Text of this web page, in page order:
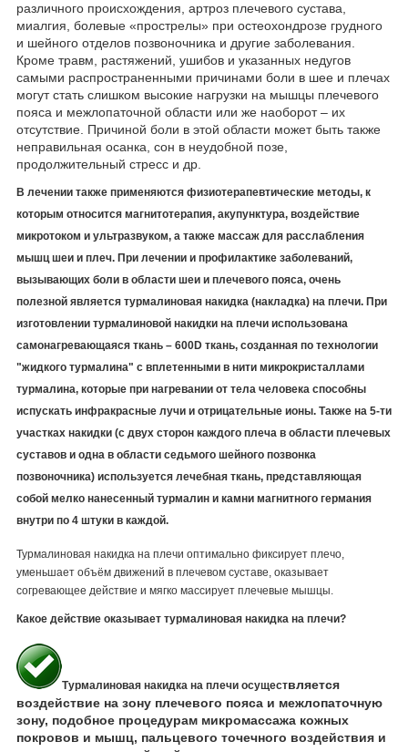
различного происхождения, артроз плечевого сустава,
миалгия, болевые «прострелы» при остеохондрозе грудного
и шейного отделов позвоночника и другие заболевания.
Кроме травм, растяжений, ушибов и указанных недугов
самыми распространенными причинами боли в шее и плечах
могут стать слишком высокие нагрузки на мышцы плечевого
пояса и межлопаточной области или же наоборот – их
отсутствие. Причиной боли в этой области может быть также
неправильная осанка, сон в неудобной позе,
продолжительный стресс и др.
В лечении также применяются физиотерапевтические методы, к
которым относится магнитотерапия, акупунктура, воздействие
микротоком и ультразвуком, а также массаж для расслабления
мышц шеи и плеч. При лечении и профилактике заболеваний,
вызывающих боли в области шеи и плечевого пояса, очень
полезной является турмалиновая накидка (накладка) на плечи. При
изготовлении турмалиновой накидки на плечи использована
самонагревающаяся ткань – 600D ткань, созданная по технологии
"жидкого турмалина" с вплетенными в нити микрокристаллами
турмалина, которые при нагревании от тела человека способны
испускать инфракрасные лучи и отрицательные ионы. Также на 5-ти
участках накидки (с двух сторон каждого плеча в области плечевых
суставов и одна в области седьмого шейного позвонка
позвоночника) используется лечебная ткань, представляющая
собой мелко нанесенный турмалин и камни магнитного германия
внутри по 4 штуки в каждой.
Турмалиновая накидка на плечи оптимально фиксирует плечо,
уменьшает объём движений в плечевом суставе, оказывает
согревающее действие и мягко массирует плечевые мышцы.
Какое действие оказывает турмалиновая накидка на плечи?
Турмалиновая накидка на плечи осуществляется
воздействие на зону плечевого пояса и межлопаточную
зону, подобное процедурам микромассажа кожных
покровов и мышц, пальцевого точечного воздействия и